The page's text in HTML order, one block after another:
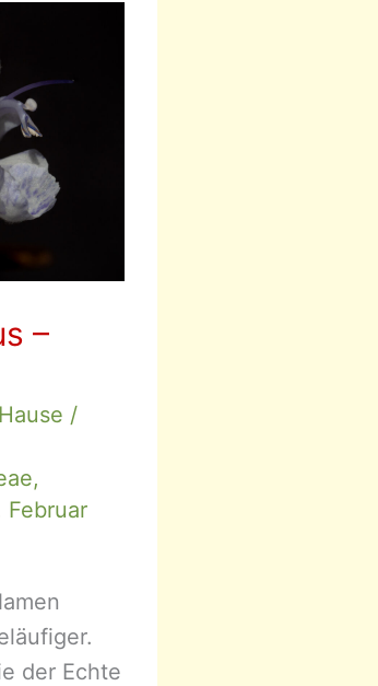
–
/
,
Februar
der Echte